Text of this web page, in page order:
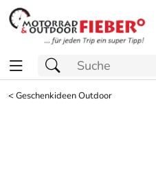
<Geschenkideen Outdoor